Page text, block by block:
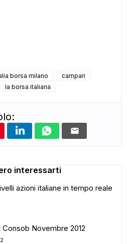
borsa milano
campari
la borsa italiana
interessarti
azioni italiane in tempo reale
Novembre 2012